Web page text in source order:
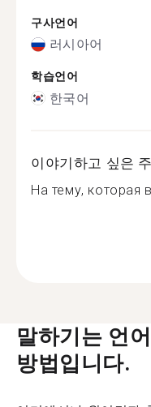
구사언어
러시아어
학습언어
한국어
이야기하고 싶은
На тему, которая
말하기는 언
방법입니다.